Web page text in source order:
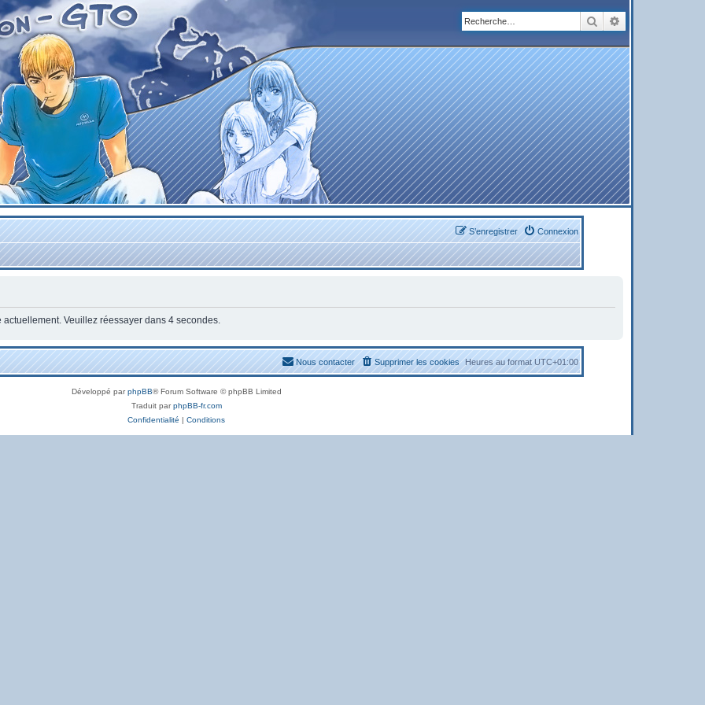
Rechercher
Connexion
S’enregistrer
Veuillez réessayer dans 4 secondes.
Heures au formatUTC+01:00
Supprimer les cookies
Nous contacter
Développé parphpBB® Forum Software © phpBB Limited
Traduit parphpBB-fr.com
Confidentialité | Conditions